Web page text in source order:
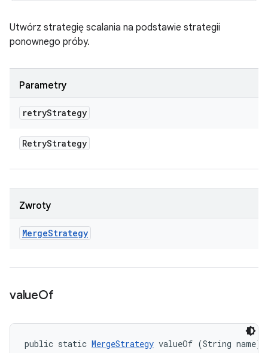
Utwórz strategię scalania na podstawie strategii
ponownego próby.
Parametry
retryStrategy
RetryStrategy
Zwroty
MergeStrategy
valueOf
public static MergeStrategy valueOf (String name)